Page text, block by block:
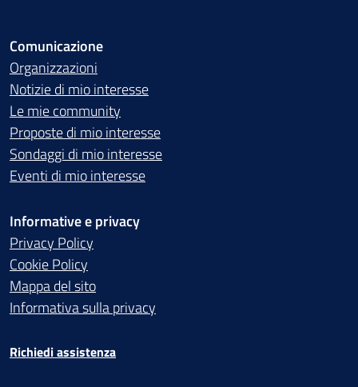
Comunicazione
Organizzazioni
Notizie di mio interesse
Le mie community
Proposte di mio interesse
Sondaggi di mio interesse
Eventi di mio interesse
Informative e privacy
Privacy Policy
Cookie Policy
Mappa del sito
Informativa sulla privacy
Richiedi assistenza